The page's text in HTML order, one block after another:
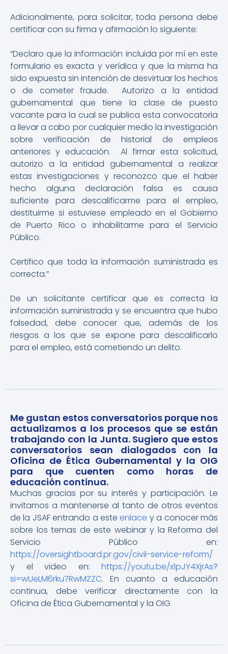
Adicionalmente, para solicitar, toda persona debe
certificar con su firma y afirmación lo siguiente:
“Declaro que la información incluida por mí en este
formulario es exacta y verídica y que la misma ha
sido expuesta sin intención de desvirtuar los hechos
o de cometer fraude. Autorizo a la entidad
gubernamental que tiene la clase de puesto
vacante para la cual se publica esta convocatoria
a llevar a cabo por cualquier medio la investigación
sobre verificación de historial de empleos
anteriores y educación. Al firmar esta solicitud,
autorizo a la entidad gubernamental a realizar
estas investigaciones y reconozco que el haber
hecho alguna declaración falsa es causa
suficiente para descalificarme para el empleo,
destituirme si estuviese empleado en el Gobierno
de Puerto Rico o inhabilitarme para el Servicio
Público.
‍Certifico que toda la información suministrada es
correcta.”
De un solicitante certificar que es correcta la
información suministrada y se encuentra que hubo
falsedad, debe conocer que, además de los
riesgos a los que se expone para descalificarlo
para el empleo, está cometiendo un delito.
Me gustan estos conversatorios porque nos
actualizamos a los procesos que se están
trabajando con la Junta. Sugiero que estos
conversatorios sean dialogados con la
Oficina de Ética Gubernamental y la OIG
para que cuenten como horas de
educación continua.
Muchas gracias por su interés y participación. Le
invitamos a mantenerse al tanto de otros eventos
de la JSAF entrando a esteenlace y a conocer más
sobre los temas de este webinar y la Reforma del
Servicio Público en:
https://oversightboard.pr.gov/civil-service-reform/
y el video en: https://youtu.be/x1pJY4XjrAs?
si=wUeLM6rku7RwMZZC. En cuanto a educación
continua, debe verificar directamente con la
Oficina de Ética Gubernamental y la OIG.